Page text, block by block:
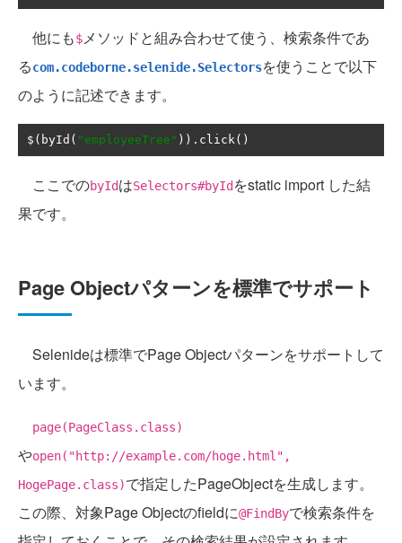
他にも$ メソッドと組み合わせて使う、検索条件であ
るcom.codeborne.selenide.Selectorsを使うことで以下
のように記述できます。
$ ( byId ( "employeeTree" )). click ()
ここでのbyIdはSelectors#byIdをstatic import した結
果です。
Page Objectパターンを標準でサポート
Selenideは標準でPage Objectパターンをサポートして
います。
page(PageClass.class)
やopen("http://example.com/hoge.html",
HogePage.class)で指定したPageObjectを生成します。
この際、対象Page Objectのfieldに@FindByで検索条件を